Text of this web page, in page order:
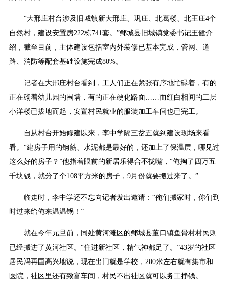
“大邢庄村台涉及旧城镇新大邢庄、巩庄、北葛楼、北王庄4个
自然村，建设安置房222栋741套。”鄄城县旧城镇党委书记王健介
绍，截至目前，主体建设包括室内外装修已基本完成，管网、道
路、消防等配套基础设施完成80%。
记者在大邢庄村台看到，工人们正在紧张有序地忙碌着，有的
正在砌着幼儿园的围墙，有的正在硬化路面……而红白相间的二层
小洋楼已拔地而起，安置村民就业的服装加工车间也已完工。
自从村台开始修建以来，李中学隔三岔五就到建设现场来看
看。“建房子用的钢筋、水泥都是最好的，还加上了保温层，哪见过
这么好的房子？”他指着眼前的新居乐得合不拢嘴，“俺掏了四万五
千块钱，就分了个108平方米的房子，9月份就要搬过来了。”
临走时，李中学还不忘向记者发出邀请：“俺们搬家时，你们到
时过来给俺来温温锅！”
就在今年元旦前，同处黄河滩区的鄄城县董口镇鱼骨村村民则
已经搬进了黄河社区。“住进新社区，精气神都足了。”43岁的社区
居民冯再国高兴地说，现在出门就是学校，200米左右就有集市和
医院，社区里还有致富车间，村民不出社区就可以务工挣钱。